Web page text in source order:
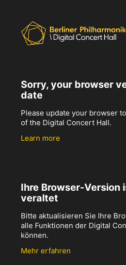
Sorry, your browser
date
Please update your browser
of the Digital Concert Hall.
Learn more
Ihre Browser-Version
veraltet
Bitte aktualisieren Sie Ihre
alle Funktionen der Digital
können.
Mehr erfahren